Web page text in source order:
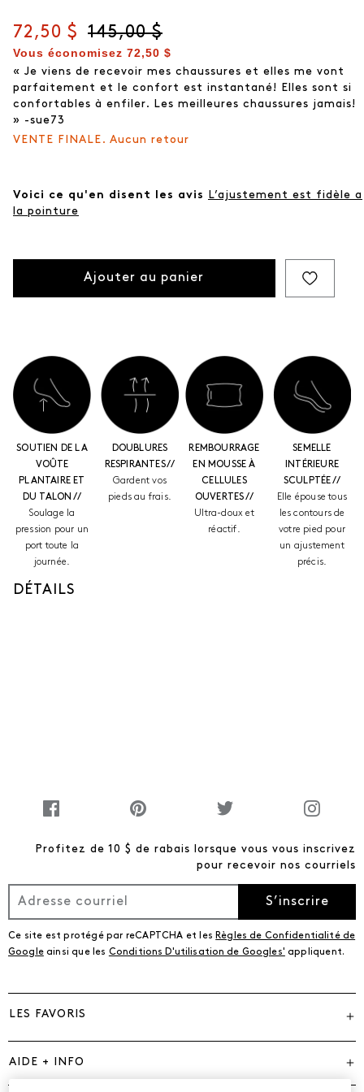
Prix actuel
72,50 $ Prix d'origine
145,00 $
Vous économisez 72,50 $
« Je viens de recevoir mes chaussures et elles me vont
parfaitement et le confort est instantané! Elles sont si
confortables à enfiler. Les meilleures chaussures jamais!
» -sue73
VENTE FINALE. Aucun retour
Voici ce qu'en disent les avis
L’ajustement est fidèle a
la pointure
Ajouter au panier
SOUTIEN DE LA
VOÛTE
PLANTAIRE ET
DU TALON //
Soulage la
pression pour un
port toute la
journée.
DOUBLURES
RESPIRANTES //
Gardent vos
pieds au frais.
REMBOURRAGE
EN MOUSSE À
CELLULES
OUVERTES //
Ultra-doux et
réactif.
SEMELLE
INTÉRIEURE
SCULPTÉE //
Elle épouse tous
les contours de
votre pied pour
un ajustement
précis.
DÉTAILS
Profitez de 10 $ de rabais lorsque vous vous inscrivez
pour recevoir nos courriels
S’inscrire
Ce site est protégé par reCAPTCHA et les Règles de Confidentialité de
Googleainsi que les Conditions D'utilisation de Googles' appliquent.
LES FAVORIS
AIDE + INFO